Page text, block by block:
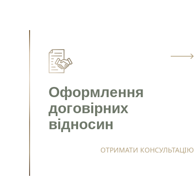
Оформлення
договірних
відносин
ОТРИМАТИ КОНСУЛЬТАЦІЮ
Станьте нашим